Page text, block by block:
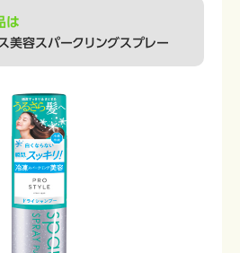
は
容スパークリングスプレー